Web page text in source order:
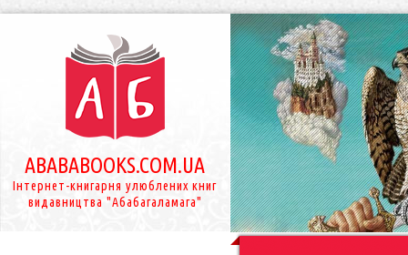
ABABABOOKS.COM.UA
Інтернет-книгарня улюблених книг
видавництва "Абабагаламага"